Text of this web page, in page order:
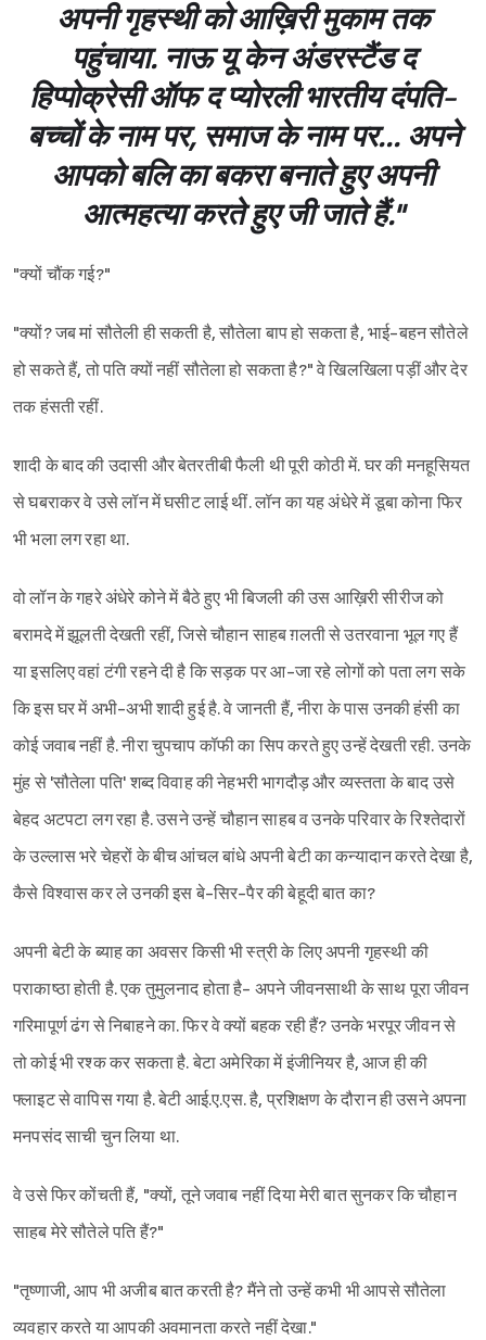
अपनी गृहस्थी को आख़िरी मुकाम तक
पहुंचाया. नाऊ यू केन अंडरस्टैंड द
हिप्पोक्रेसी ऑफ द प्योरली भारतीय दंपति-
बच्चों के नाम पर, समाज के नाम पर... अपने
आपको बलि का बकरा बनाते हुए अपनी
आत्महत्या करते हुए जी जाते हैं."
"क्यों चौंक गई?"
"क्यों? जब मां सौतेली ही सकती है, सौतेला बाप हो सकता है, भाई-बहन सौतेले
हो सकते हैं, तो पति क्यों नहीं सौतेला हो सकता है?" वे खिलखिला पड़ीं और देर
तक हंसती रहीं.
शादी के बाद की उदासी और बेतरतीबी फैली थी पूरी कोठी में. घर की मनहूसियत
से घबराकर वे उसे लॉन में घसीट लाई थीं. लॉन का यह अंधेरे में डूबा कोना फिर
भी भला लग रहा था.
वो लॉन के गहरे अंधेरे कोने में बैठे हुए भी बिजली की उस आख़िरी सीरीज को
बरामदे में झूलती देखती रहीं, जिसे चौहान साहब ग़लती से उतरवाना भूल गए हैं
या इसलिए वहां टंगी रहने दी है कि सड़क पर आ-जा रहे लोगों को पता लग सके
कि इस घर में अभी-अभी शादी हुई है. वे जानती हैं, नीरा के पास उनकी हंसी का
कोई जवाब नहीं है. नीरा चुपचाप कॉफी का सिप करते हुए उन्हें देखती रही. उनके
मुंह से 'सौतेला पति' शब्द विवाह की नेहभरी भागदौड़ और व्यस्तता के बाद उसे
बेहद अटपटा लग रहा है. उसने उन्हें चौहान साहब व उनके परिवार के रिश्तेदारों
के उल्लास भरे चेहरों के बीच आंचल बांधे अपनी बेटी का कन्यादान करते देखा है,
कैसे विश्वास कर ले उनकी इस बे-सिर-पैर की बेहूदी बात का?
अपनी बेटी के ब्याह का अवसर किसी भी स्त्री के लिए अपनी गृहस्थी की
पराकाष्ठा होती है. एक तुमुलनाद होता है- अपने जीवनसाथी के साथ पूरा जीवन
गरिमापूर्ण ढंग से निबाहने का. फिर वे क्यों बहक रही हैं? उनके भरपूर जीवन से
तो कोई भी रश्क कर सकता है. बेटा अमेरिका में इंजीनियर है, आज ही की
फ्लाइट से वापिस गया है. बेटी आई.ए.एस. है, प्रशिक्षण के दौरान ही उसने अपना
मनपसंद साची चुन लिया था.
वे उसे फिर कोंचती हैं, "क्यों, तूने जवाब नहीं दिया मेरी बात सुनकर कि चौहान
साहब मेरे सौतेले पति हैं?"
"तृष्णाजी, आप भी अजीब बात करती है? मैंने तो उन्हें कभी भी आपसे सौतेला
व्यवहार करते या आपकी अवमानता करते नहीं देखा."